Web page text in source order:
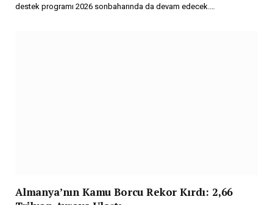
destek programı 2026 sonbaharında da devam edecek.…
Almanya’nın Kamu Borcu Rekor Kırdı: 2,66